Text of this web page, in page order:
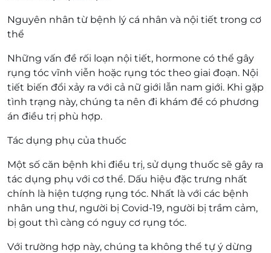
Nguyên nhân từ bệnh lý cá nhân và nội tiết trong cơ
thể
Những vấn đề rối loạn nội tiết, hormone có thể gây
rụng tóc vĩnh viễn hoặc rụng tóc theo giai đoạn. Nội
tiết biến đổi xảy ra với cả nữ giới lẫn nam giới. Khi gặp
tình trạng này, chúng ta nên đi khám để có phương
án điều trị phù hợp.
Tác dụng phụ của thuốc
Một số căn bệnh khi điều trị, sử dụng thuốc sẽ gây ra
tác dụng phụ với cơ thể. Dấu hiệu đặc trưng nhất
chính là hiện tượng rụng tóc. Nhất là với các bệnh
nhân ung thư, người bị Covid-19, người bị trầm cảm,
bị gout thì càng có nguy cơ rụng tóc.
Với trường hợp này, chúng ta không thể tự ý dừng